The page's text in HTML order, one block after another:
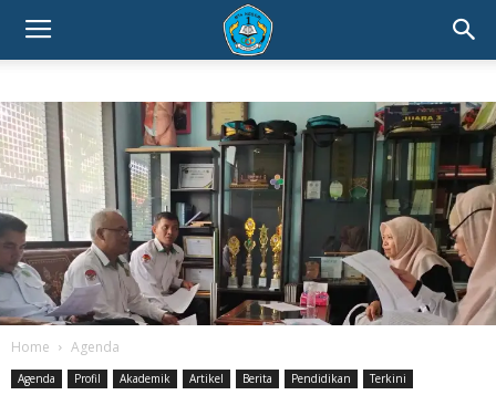
Home Agenda
Agenda Profil Akademik Artikel Berita Pendidikan Terkini